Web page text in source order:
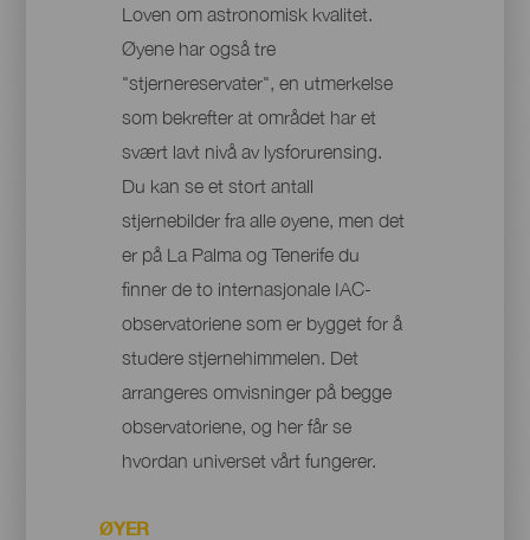
Loven om astronomisk kvalitet.
Øyene har også tre
"stjernereservater", en utmerkelse
som bekrefter at området har et
svært lavt nivå av lysforurensing.
Du kan se et stort antall
stjernebilder fra alle øyene, men det
er på La Palma og Tenerife du
finner de to internasjonale IAC-
observatoriene som er bygget for å
studere stjernehimmelen. Det
arrangeres omvisninger på begge
observatoriene, og her får se
hvordan universet vårt fungerer.
ØYER